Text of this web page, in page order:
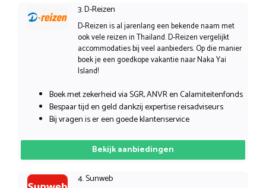
3. D-Reizen
D-Reizen is al jarenlang een bekende naam met
ook vele reizen in Thailand. D-Reizen vergelijkt
accommodaties bij veel aanbieders. Op die manier
boek je een goedkope vakantie naar Naka Yai
Island!
Boek met zekerheid via SGR, ANVR en Calamiteitenfonds
Bespaar tijd en geld dankzij expertise reisadviseurs
Bij vragen is er een goede klantenservice
Bekijk aanbiedingen
4. Sunweb